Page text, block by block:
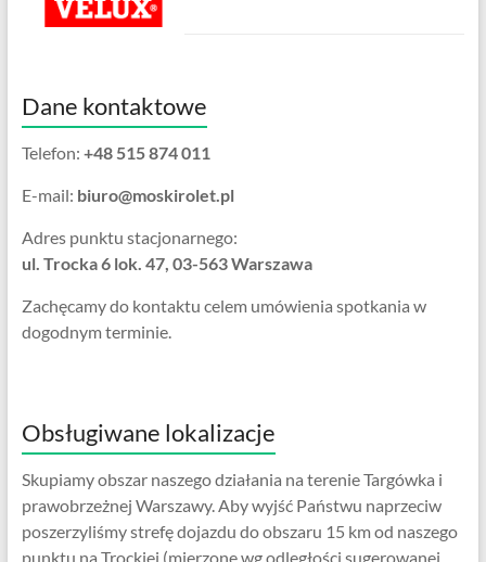
Dane kontaktowe
Telefon: +48 515 874 011
E-mail: biuro@moskirolet.pl
Adres punktu stacjonarnego:
ul. Trocka 6 lok. 47, 03-563 Warszawa
Zachęcamy do kontaktu celem umówienia spotkania w
dogodnym terminie.
Obsługiwane lokalizacje
Skupiamy obszar naszego działania na terenie Targówka i
prawobrzeżnej Warszawy. Aby wyjść Państwu naprzeciw
poszerzyliśmy strefę dojazdu do obszaru 15 km od naszego
punktu na Trockiej (mierzone wg odległości sugerowanej